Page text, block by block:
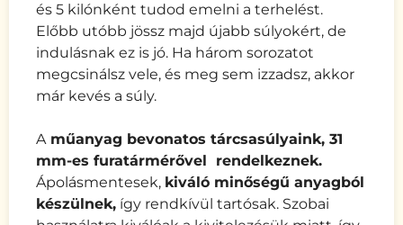
és 5 kilónként tudod emelni a terhelést.
Előbb utóbb jössz majd újabb súlyokért, de
indulásnak ez is jó. Ha három sorozatot
megcsinálsz vele, és meg sem izzadsz, akkor
már kevés a súly.
Aműanyag bevonatos tárcsasúlyaink, 31
mm-es furatármérővel rendelkeznek.
Ápolásmentesek, kiváló minőségű anyagból
készülnek, így rendkívül tartósak. Szobai